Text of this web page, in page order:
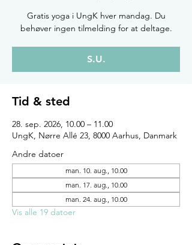
Gratis yoga i UngK hver mandag. Du
behøver ingen tilmelding for at deltage.
S.U.
Tid & sted
28. sep. 2026, 10.00 – 11.00
UngK, Nørre Allé 23, 8000 Aarhus, Danmark
Andre datoer
man. 10. aug., 10.00
man. 17. aug., 10.00
man. 24. aug., 10.00
Vis alle 19 datoer